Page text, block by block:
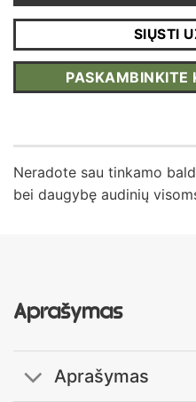
SIŲSTI
PASKAMBINKITE
Neradote sau tinkamo
bei daugybę audinių
Aprašymas
Aprašymas